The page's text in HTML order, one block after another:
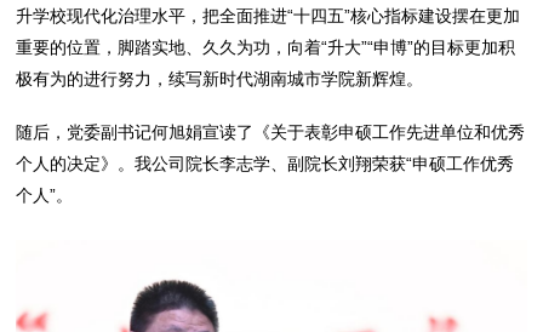
升学校现代化治理水平，把全面推进“十四五”核心指标建设摆在更加
重要的位置，脚踏实地、久久为功，向着“升大”“申博”的目标更加积
极有为的进行努力，续写新时代湖南城市学院新辉煌。
随后，党委副书记何旭娟宣读了《关于表彰申硕工作先进单位和优秀
个人的决定》。我公司院长李志学、副院长刘翔荣获“申硕工作优秀
个人”。